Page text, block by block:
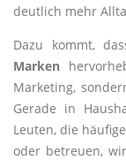
deutlich mehr
Dazu kommt,
Marken
Marketing,
Gerade in
Leuten, die
oder betreuen,